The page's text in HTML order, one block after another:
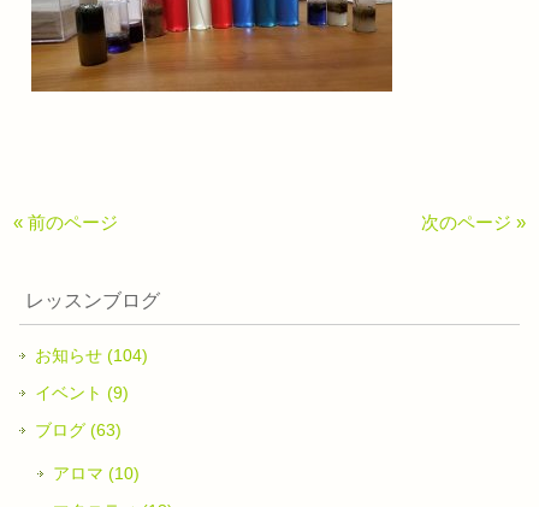
« 前のページ 次のページ »
レッスンブログ
お知らせ (104)
イベント (9)
ブログ (63)
アロマ (10)